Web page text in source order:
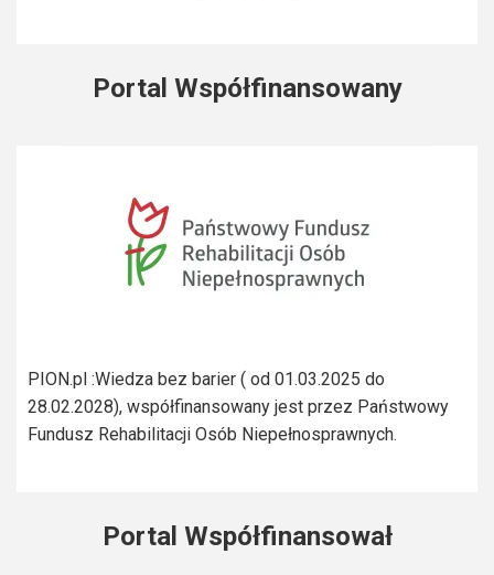
Portal Współfinansowany
PION.pl :Wiedza bez barier ( od 01.03.2025 do
28.02.2028), współfinansowany jest przez Państwowy
Fundusz Rehabilitacji Osób Niepełnosprawnych.
Portal Współfinansował